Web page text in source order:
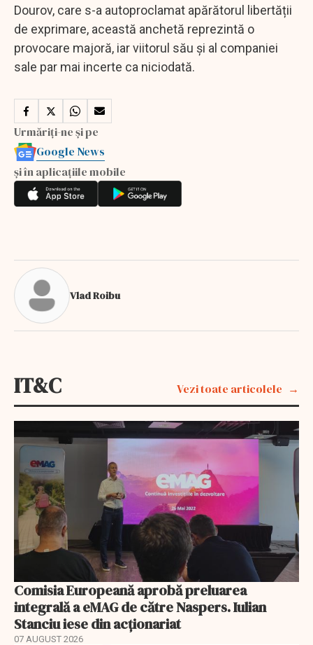
Dourov, care s-a autoproclamat apărătorul libertății
de exprimare, această anchetă reprezintă o
provocare majoră, iar viitorul său și al companiei
sale par mai incerte ca niciodată.
Urmăriți-ne și pe
Google News
și în aplicațiile mobile
Vlad Roibu
IT&C Vezi toate articolele
Comisia Europeană aprobă preluarea
integrală a eMAG de către Naspers. Iulian
Stanciu iese din acționariat
07 AUGUST 2026